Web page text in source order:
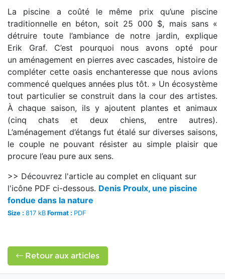
La piscine a coûté le même prix qu’une piscine
traditionnelle en béton, soit 25 000 $, mais sans «
détruire toute l’ambiance de notre jardin, explique
Erik Graf. C’est pourquoi nous avons opté pour
un aménagement en pierres avec cascades, histoire de
compléter cette oasis enchanteresse que nous avions
commencé quelques années plus tôt. » Un écosystème
tout particulier se construit dans la cour des artistes.
À chaque saison, ils y ajoutent plantes et animaux
(cinq chats et deux chiens, entre autres).
L’aménagement d’étangs fut étalé sur diverses saisons,
le couple ne pouvant résister au simple plaisir que
procure l’eau pure aux sens.
>> Découvrez l'article au complet en cliquant sur
l'icône PDF ci-dessous. Denis Proulx, une piscine
fondue dans la nature
Size : 817 kB Format : PDF
Retour aux articles